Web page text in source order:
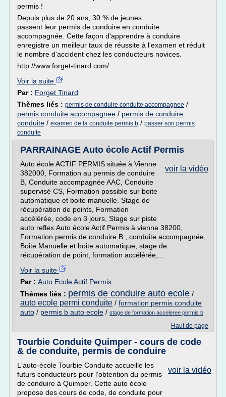
permis !
Depuis plus de 20 ans, 30 % de jeunes
passent leur permis de conduire en conduite
accompagnée. Cette façon d'apprendre à conduire
enregistre un meilleur taux de réussite à l'examen et réduit
le nombre d'accident chez les conducteurs novices.
http://www.forget-tinard.com/
Voir la suite
Par : Forget Tinard
Thèmes liés : permis de conduire conduite accompagnee /
permis conduite accompagnee / permis de conduire
conduite / examen de la conduite permis b / passer son permis
conduite
PARRAINAGE Auto école Actif Permis
voir la vidéo
Auto école ACTIF PERMIS située à Vienne
382000, Formation au permis de conduire
B, Conduite accompagnée AAC, Conduite
supervisé CS, Formation possible sur boite
automatique et boite manuelle. Stage de
récupération de points, Formation
accélérée, code en 3 jours, Stage sur piste
auto reflex.Auto école Actif Permis à vienne 38200,
Formation permis de conduire B , conduite accompagnée,
Boite Manuelle et boite automatique, stage de
récupération de point, formation accélérée,...
Voir la suite
Par : Auto Ecole Actif Permis
Thèmes liés : permis de conduire auto ecole /
auto ecole permi conduite / formation permis conduite
auto / permis b auto ecole / stage de formation acceleree permis b
Haut de page
Tourbie Conduite Quimper - cours de code
& de conduite, permis de conduire
voir la vidéo
L'auto-école Tourbie Conduite accueille les
futurs conducteurs pour l'obtention du permis
de conduire à Quimper. Cette auto école
propose des cours de code, de conduite pour